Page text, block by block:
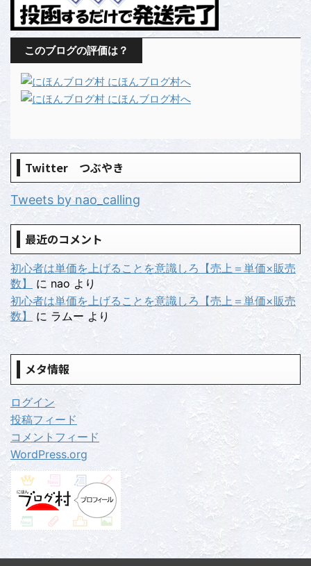
このブログの評価は？
Twitter つぶやき
Tweets by nao_calling
最近のコメント
初心者は単価を上げることを意識しろ【売上＝単価×販売
数】
に nao より
初心者は単価を上げることを意識しろ【売上＝単価×販売
数】
に ラムー より
メタ情報
ログイン
投稿フィード
コメントフィード
WordPress.org